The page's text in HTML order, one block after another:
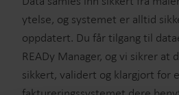
* Krever vannmålere av typen
ytelse, og systemet er alltid
oppdatert. Du får tilgang til
READy Manager, og vi sikrer at
sikkert, validert og klargjort for